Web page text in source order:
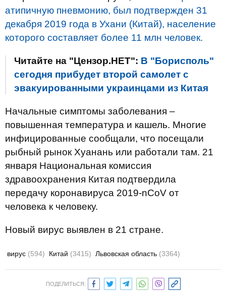
атипичную пневмонию, был подтвержден 31
декабря 2019 года в Ухани (Китай), население
которого составляет более 11 млн человек.
Читайте на "Цензор.НЕТ": В "Борисполь"
сегодня прибудет второй самолет с
эвакуированными украинцами из Китая
Начальные симптомы заболевания –
повышенная температура и кашель. Многие
инфицированные сообщали, что посещали
рыбный рынок Хуанань или работали там. 21
января Национальная комиссия
здравоохранения Китая подтвердила
передачу коронавируса 2019-nCoV от
человека к человеку.
Новый вирус выявлен в 21 стране.
вирус (594) Китай (3415) Львовская область (3364)
ПОДЕЛИТЬСЯ: